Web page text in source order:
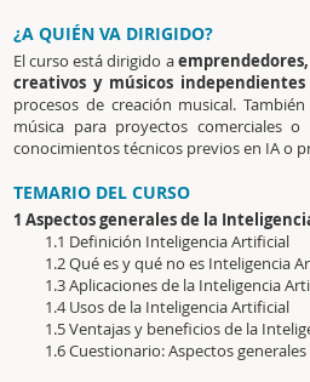
¿A QUIÉN VA DIRIGIDO?
El curso está dirigido a
creativos y músicos independientes
procesos de creación musical.
música para proyectos comerciales
conocimientos técnicos previos en IA o
TEMARIO DEL CURSO
1 Aspectos generales de la
1.1 Definición Inteligencia Artificial
1.2 Qué es y qué no es Inteligencia
1.3 Aplicaciones de la Inteligencia
1.4 Usos de la Inteligencia Artificial
1.5 Ventajas y beneficios de la
1.6 Cuestionario: Aspectos